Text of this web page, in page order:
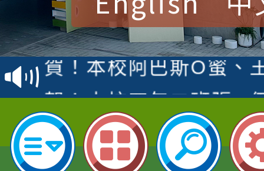
賀！本校參加桃園市中
賽 洪綺君教師榮獲社
名
賀！本校阿巴斯O蜜、
倩參加桃園市科展 國
名 指導老師王老師、
賀！本校四年二班張O
園市英語競賽國小朗讀
指導老師林老師
賀！本校參加桃園市中
賽 劉文瑛教師榮獲教
賀！本校參與2026世